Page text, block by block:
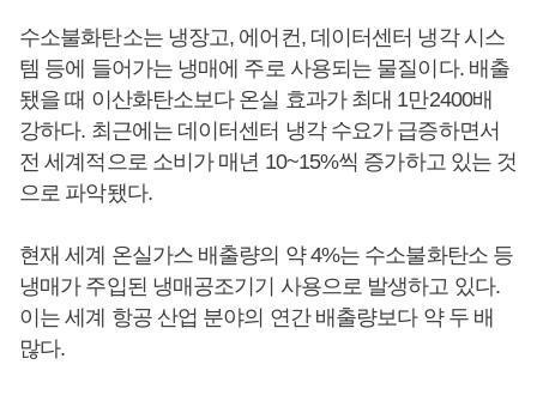
수소불화탄소는 냉장고, 에어컨, 데이터센터 냉각 시스
템 등에 들어가는 냉매에 주로 사용되는 물질이다. 배출
됐을 때 이산화탄소보다 온실 효과가 최대 1만2400배
강하다. 최근에는 데이터센터 냉각 수요가 급증하면서
전 세계적으로 소비가 매년 10~15%씩 증가하고 있는 것
으로 파악됐다.
현재 세계 온실가스 배출량의 약 4%는 수소불화탄소 등
냉매가 주입된 냉매공조기기 사용으로 발생하고 있다.
이는 세계 항공 산업 분야의 연간 배출량보다 약 두 배
많다.